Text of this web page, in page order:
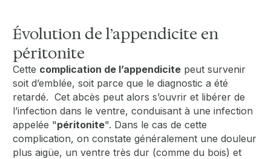
Évolution de l’appendicite en
péritonite
Cette complication de l’appendicite peut survenir
soit d’emblée, soit parce que le diagnostic a été
retardé. Cet abcès peut alors s’ouvrir et libérer de
l’infection dans le ventre, conduisant à une infection
appelée "péritonite". Dans le cas de cette
complication, on constate généralement une douleur
plus aigüe, un ventre très dur (comme du bois) et